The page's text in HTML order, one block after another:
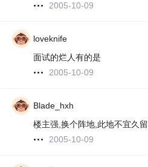
2005-10-09
loveknife
面试的烂人有的是
2005-10-09
Blade_hxh
楼主强,换个阵地,此地不宜久留
2005-10-09